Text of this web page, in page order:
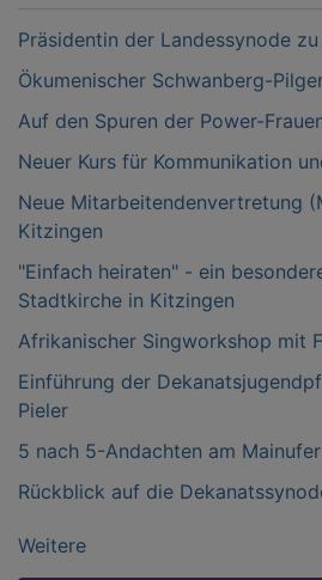
Präsidentin der Landessynode zu
Ökumenischer Schwanberg-
Auf den Spuren der Power-
Neuer Kurs für Kommunikation
Neue Mitarbeitendenvertretung
Kitzingen
"Einfach heiraten" - ein
Stadtkirche in Kitzingen
Afrikanischer Singworkshop mit
Einführung der
Pieler
5 nach 5-Andachten am Mainufer
Rückblick auf die
Weitere